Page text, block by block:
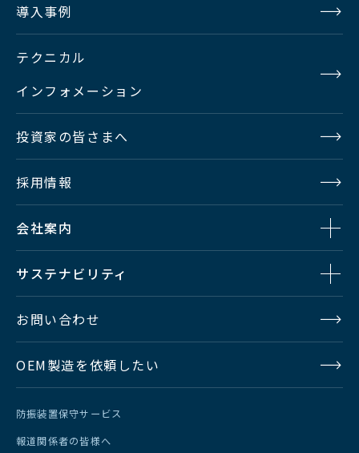
導入事例
テクニカル
インフォメーション
投資家の皆さまへ
採用情報
会社案内
サステナビリティ
お問い合わせ
OEM製造を依頼したい
防振装置保守サービス
報道関係者の皆様へ